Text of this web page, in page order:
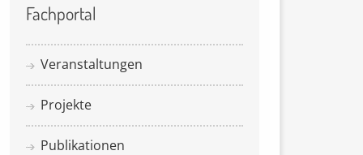
Fachportal
Veranstaltungen
Projekte
Publikationen